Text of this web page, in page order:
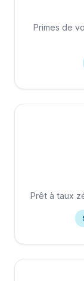
Primes de
Prêt à taux